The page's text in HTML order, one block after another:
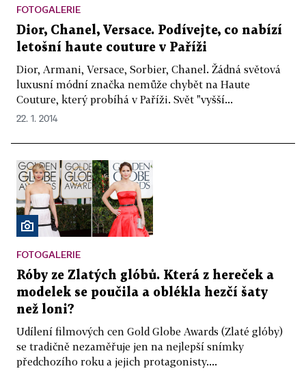
FOTOGALERIE
Dior, Chanel, Versace. Podívejte, co nabízí
letošní haute couture v Paříži
Dior, Armani, Versace, Sorbier, Chanel. Žádná světová
luxusní módní značka nemůže chybět na Haute
Couture, který probíhá v Paříži. Svět "vyšší...
22. 1. 2014
FOTOGALERIE
Róby ze Zlatých glóbů. Která z hereček a
modelek se poučila a oblékla hezčí šaty
než loni?
Udílení filmových cen Gold Globe Awards (Zlaté glóby)
se tradičně nezaměřuje jen na nejlepší snímky
předchozího roku a jejich protagonisty....